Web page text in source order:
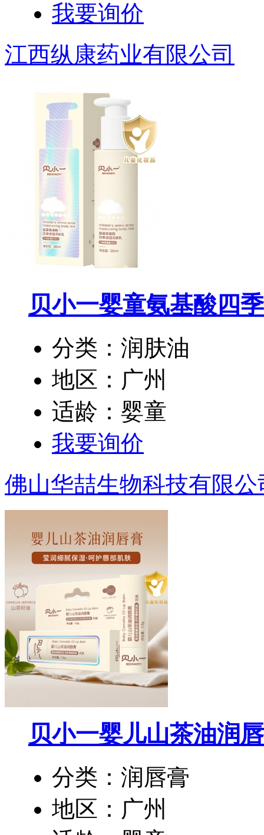
我要询价
江西纵康药业有限公司
贝小一婴童氨基酸四
分类：润肤油
地区：广州
适龄：婴童
我要询价
佛山华喆生物科技有限公
贝小一婴儿山茶油润
分类：润唇膏
地区：广州